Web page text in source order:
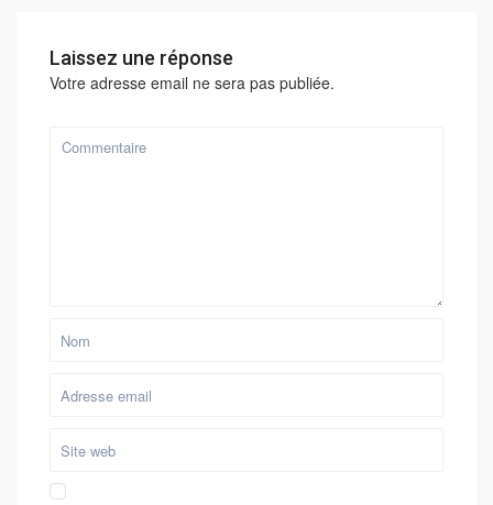
Laissez une réponse
Votre adresse email ne sera pas publiée.